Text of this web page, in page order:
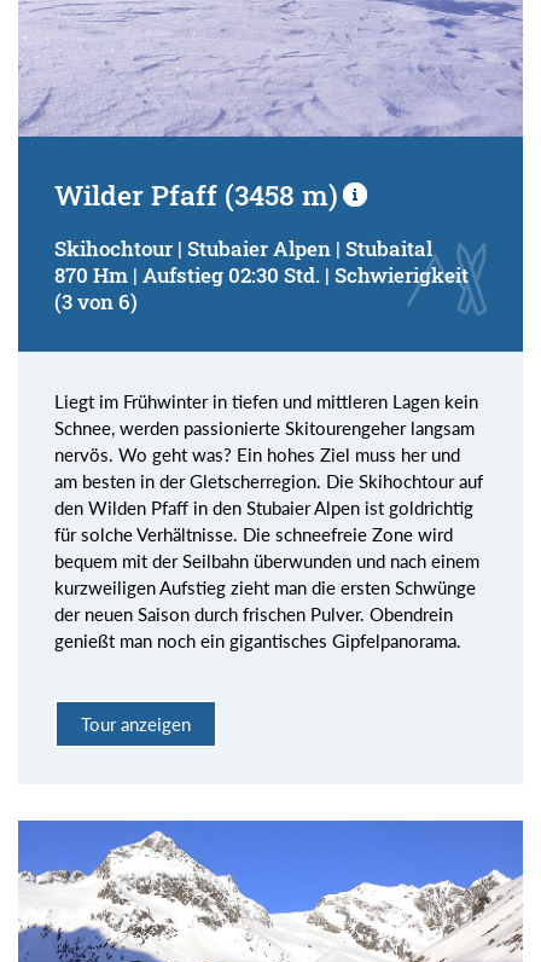
Wilder Pfaff (3458 m)
Skihochtour | Stubaier Alpen | Stubaital
870 Hm | Aufstieg 02:30 Std. | Schwierigkeit
(3 von 6)
Liegt im Frühwinter in tiefen und mittleren Lagen kein
Schnee, werden passionierte Skitourengeher langsam
nervös. Wo geht was? Ein hohes Ziel muss her und
am besten in der Gletscherregion. Die Skihochtour auf
den Wilden Pfaff in den Stubaier Alpen ist goldrichtig
für solche Verhältnisse. Die schneefreie Zone wird
bequem mit der Seilbahn überwunden und nach einem
kurzweiligen Aufstieg zieht man die ersten Schwünge
der neuen Saison durch frischen Pulver. Obendrein
genießt man noch ein gigantisches Gipfelpanorama.
Tour anzeigen